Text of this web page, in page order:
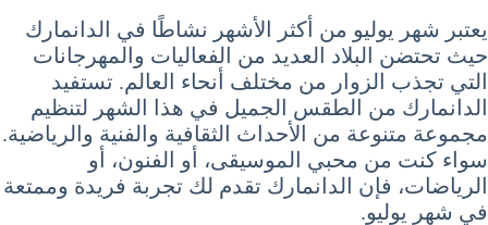
يعتبر شهر يوليو من أكثر الأشهر نشاطًا في الدانمارك
حيث تحتضن البلاد العديد من الفعاليات والمهرجانات
التي تجذب الزوار من مختلف أنحاء العالم. تستفيد
الدانمارك من الطقس الجميل في هذا الشهر لتنظيم
مجموعة متنوعة من الأحداث الثقافية والفنية والرياضية.
سواء كنت من محبي الموسيقى، أو الفنون، أو
الرياضات، فإن الدانمارك تقدم لك تجربة فريدة وممتعة
في شهر يوليو.